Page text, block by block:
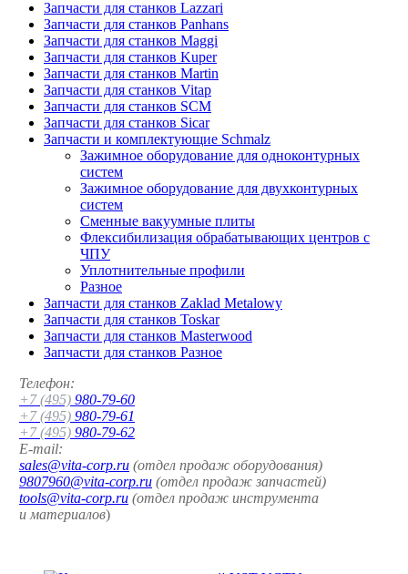
Запчасти для станков Lazzari
Запчасти для станков Panhans
Запчасти для станков Maggi
Запчасти для станков Kuper
Запчасти для станков Martin
Запчасти для станков Vitap
Запчасти для станков SCM
Запчасти для станков Sicar
Запчасти и комплектующие Schmalz
Зажимное оборудование для одноконтурных
систем
Зажимное оборудование для двухконтурных
систем
Сменные вакуумные плиты
Флексибилизация обрабатывающих центров с
ЧПУ
Уплотнительные профили
Разное
Запчасти для станков Zaklad Metalowy
Запчасти для станков Toskar
Запчасти для станков Masterwood
Запчасти для станков Разное
Телефон:
+7 (495) 980-79-60
+7 (495) 980-79-61
+7 (495) 980-79-62
E-mail:
sales@vita-corp.ru (отдел продаж оборудования)
9807960@vita-corp.ru (отдел продаж запчастей)
tools@vita-corp.ru (отдел продаж инструмента
и материалов)